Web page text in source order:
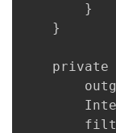
        }
    }
private